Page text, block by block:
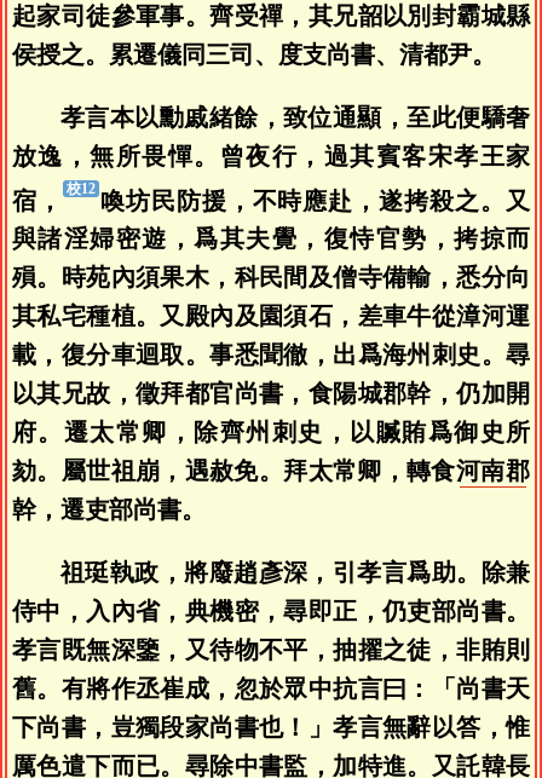
起家司徒參軍事。齊受禪，其兄韶以別封霸城縣
侯授之。累遷儀同三司、度支尚書、清都尹。
孝言本以勳戚緒餘，致位通顯，至此便驕奢
放逸，無所畏憚。曾夜行，過其賓客宋孝王家
宿，
喚坊民防援，不時應赴，遂拷殺之。又
與諸淫婦密遊，爲其夫覺，復恃官勢，拷掠而
殞。時苑內須果木，科民間及僧寺備輸，悉分向
其私宅種植。又殿內及園須石，差車牛從漳河運
載，復分車迴取。事悉聞徹，出爲海州刺史。尋
以其兄故，徵拜都官尚書，食陽城郡幹，仍加開
府。遷太常卿，除齊州刺史，以贓賄爲御史所
劾。屬世祖崩，遇赦免。拜太常卿，轉食河南郡
幹，遷吏部尚書。
祖珽執政，將廢趙彥深，引孝言爲助。除兼
侍中，入內省，典機密，尋即正，仍吏部尚書。
孝言既無深鑒，又待物不平，抽擢之徒，非賄則
舊。有將作丞崔成，忽於眾中抗言曰：「尚書天
下尚書，豈獨段家尚書也！」孝言無辭以答，惟
厲色遣下而已。尋除中書監，加特進。又託韓長